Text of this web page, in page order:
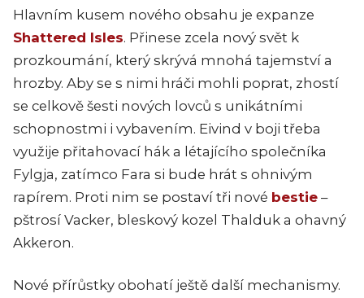
Hlavním kusem nového obsahu je expanze
Shattered Isles. Přinese zcela nový svět k
prozkoumání, který skrývá mnohá tajemství a
hrozby. Aby se s nimi hráči mohli poprat, zhostí
se celkově šesti nových lovců s unikátními
schopnostmi i vybavením. Eivind v boji třeba
využije přitahovací hák a létajícího společníka
Fylgja, zatímco Fara si bude hrát s ohnivým
rapírem. Proti nim se postaví tři nové bestie –
pštrosí Vacker, bleskový kozel Thalduk a ohavný
Akkeron.
Nové přírůstky obohatí ještě další mechanismy.